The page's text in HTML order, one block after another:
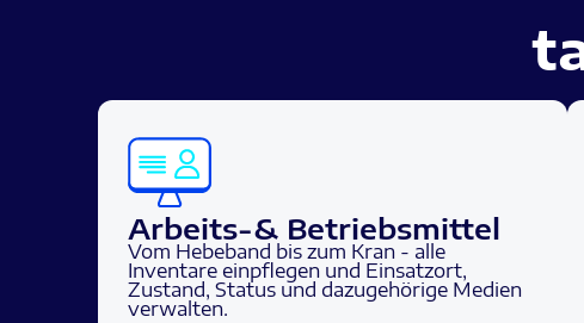
Arbeits-& Betriebsmittel
Vom Hebeband bis zum Kran - alle
Inventare einpflegen und Einsatzort,
Zustand, Status und dazugehörige Medien
verwalten.